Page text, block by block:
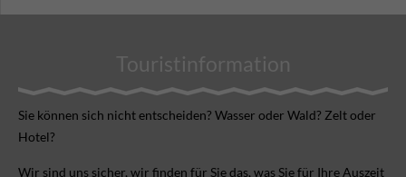
Touristinformation
Sie können sich nicht ent­scheiden? Wasser oder Wald? Zelt oder
Hotel?
Wir sind uns sicher, wir finden für Sie das, was Sie für Ihre Aus­zeit